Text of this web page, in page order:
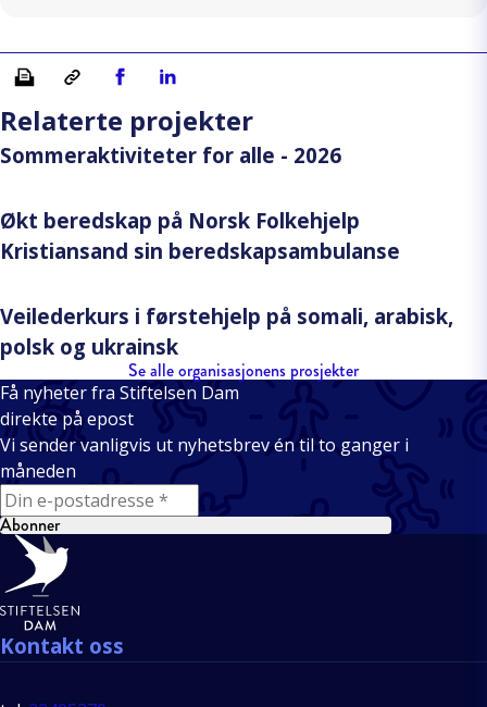
Skriv ut Kopiera länkDel på Facebook
Del på Linkedin
Relaterte projekter
Sommeraktiviteter for alle - 2026
Økt beredskap på Norsk Folkehjelp
Kristiansand sin beredskapsambulanse
Veilederkurs i førstehjelp på somali, arabisk,
polsk og ukrainsk
Se alle organisasjonens prosjekter
Få nyheter fra Stiftelsen Dam
direkte på epost
Vi sender vanligvis ut nyhetsbrev én til to ganger i
måneden
E-mail
Abonner
Bunntekst
Kontakt oss